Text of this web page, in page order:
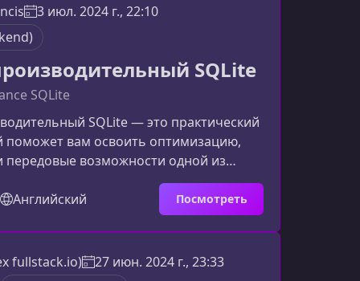
базы данных грамотно,
учетом будущего роста. Аналитиков
таблицы
3 июл. 2024 г., 22:10
SQLite
SQLite
SQLite — это практический
поможет вам освоить оптимизацию,
передовые возможности одной из
встраиваемых СУБД. Вы узнаете,
скорости, стабильности и
работы SQLite в реальных
узнаете на курсеОбучение
ключевые аспекты
работы с SQLite — от
Английский Посмотреть
fullstack.io)
27 июн. 2024 г., 23:33